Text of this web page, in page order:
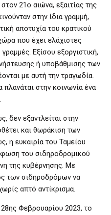
21ο αιώνα, εξαιτίας της
στην ίδια γραμμή,
αποτυχία του κρατικού
που έχει ελάχιστες
Εξίσου εξοργιστική,
ή υποβάθμισης των
με αυτή την τραγωδία.
πλανάται στην κοινωνία ένα
δεν εξαντλείται στην
και θωράκιση των
η ευκαιρία του Ταμείου
του σιδηροδρομικού
της κυβέρνησης. Με
των σιδηροδρόμων να
απτό αντίκρισμα.
28ης Φεβρουαρίου 2023, το